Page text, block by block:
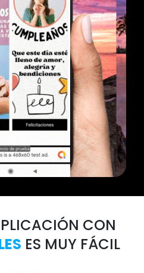
CON
ES MUY FÁCIL